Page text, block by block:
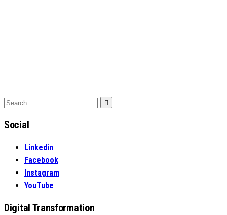
Search
Social
Linkedin
Facebook
Instagram
YouTube
Digital Transformation